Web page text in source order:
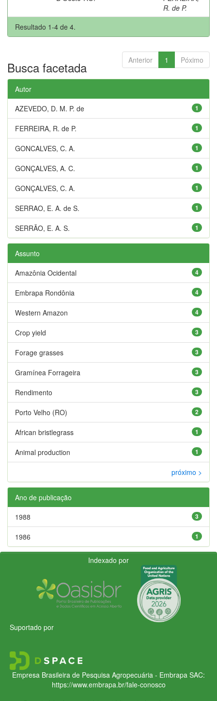
R. de P.
Resultado 1-4 de 4.
Anterior 1 Póximo
Busca facetada
Autor
1
AZEVEDO, D. M. P. de
1
FERREIRA, R. de P.
1
GONCALVES, C. A.
1
GONÇALVES, A. C.
1
GONÇALVES, C. A.
1
SERRAO, E. A. de S.
1
SERRÃO, E. A. S.
Assunto
4
Amazônia Ocidental
4
Embrapa Rondônia
4
Western Amazon
3
Crop yield
3
Forage grasses
3
Gramínea Forrageira
3
Rendimento
2
Porto Velho (RO)
1
African bristlegrass
1
Animal production
próximo >
Ano de publicação
3
1988
1
1986
Indexado por
Suportado por
Empresa Brasileira de Pesquisa Agropecuária - Embrapa SAC:
https://www.embrapa.br/fale-conosco